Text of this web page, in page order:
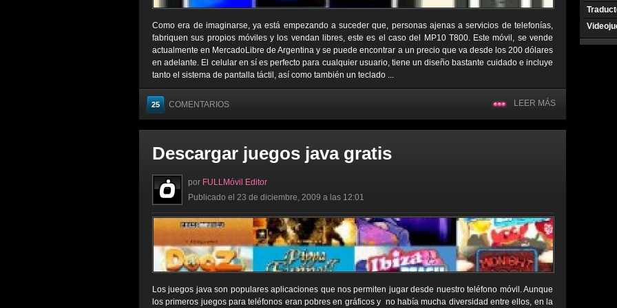
Como era de imaginarse, ya está empezando a suceder que, personas ajenas a servicios de telefonías,
fabriquen sus propios móviles y los vendan libres, este es el caso del MP10 T800. Este móvil, se vende
actualmente en MercadoLibre de Argentina y se puede encontrar a un precio que va desde los 200 dólares
en adelante. El celular en sí es perfecto para cualquier usuario, tiene un diseño bastante cuidado e incluye
tanto el sistema de pantalla táctil, así como también un teclado ...
25 COMENTARIOS LEER MÁS
Descargar juegos java gratis
por FULLMóvil Editor
Publicado el 23 de diciembre, 2009 a las 12:01
Los juegos java son populares aplicaciones que nos permiten jugar desde nuestro teléfono móvil. Aunque
los primeros juegos para teléfonos eran pobres en gráficos y no había mucha diversidad entre ellos, en la